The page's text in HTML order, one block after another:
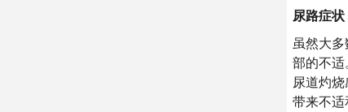
尿路症状
虽然大
部的不适
尿道灼
带来不适